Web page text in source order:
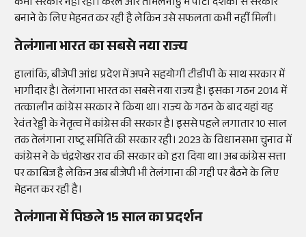
बनाने के लिए मेहनत कर रही है लेकिन उसे सफलता कभी नहीं मिली।
तेलंगाना भारत का सबसे नया राज्य
हालांकि, बीजेपी आंध्र प्रदेश में अपने सहयोगी टीडीपी के साथ सरकार में
भागीदार है। तेलंगाना भारत का सबसे नया राज्य है। इसका गठन 2014 में
तत्कालीन कांग्रेस सरकार ने किया था। राज्य के गठन के बाद यहां यह
रेवंत रेड्डी के नेतृत्व में कांग्रेस की सरकार है। इससे पहले लगातार 10 साल
तक तेलंगाना राष्ट्र समिति की सरकार रही। 2023 के विधानसभा चुनाव में
कांग्रेस ने के चंद्रशेखर राव की सरकार को हरा दिया था। अब कांग्रेस सत्ता
पर काबिज है लेकिन अब बीजेपी भी तेलंगाना की गद्दी पर बैठने के लिए
मेहनत कर रही है।
तेलंगाना में पिछले 15 साल का प्रदर्शन